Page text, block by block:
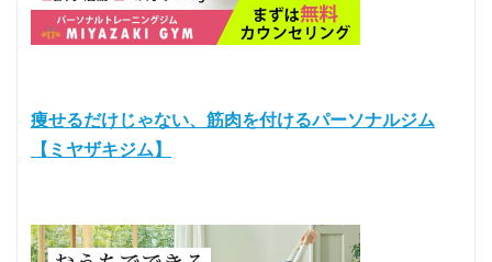
痩せるだけじゃない、筋肉を付けるパーソナルジム
【ミヤザキジム】